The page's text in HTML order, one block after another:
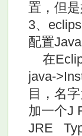
置，但
3、
配置Java
在
java-
目，名
加一个J
JRE